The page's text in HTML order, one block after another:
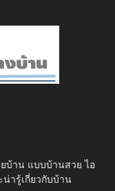
บ้าน แบบบ้านสวย ไอ
ารู้เกี่ยวกับบ้าน